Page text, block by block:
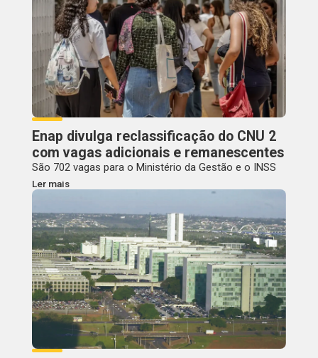
Enap divulga reclassificação do CNU 2
com vagas adicionais e remanescentes
São 702 vagas para o Ministério da Gestão e o INSS
Ler mais